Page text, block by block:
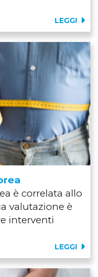
LEGGI
è correlata allo
valutazione è
interventi
LEGGI